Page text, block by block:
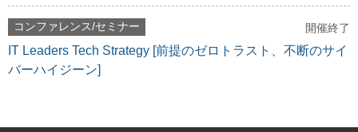
コンファレンス/セミナー 開催終了
IT Leaders Tech Strategy [前提のゼロトラスト、不断のサイ
バーハイジーン]